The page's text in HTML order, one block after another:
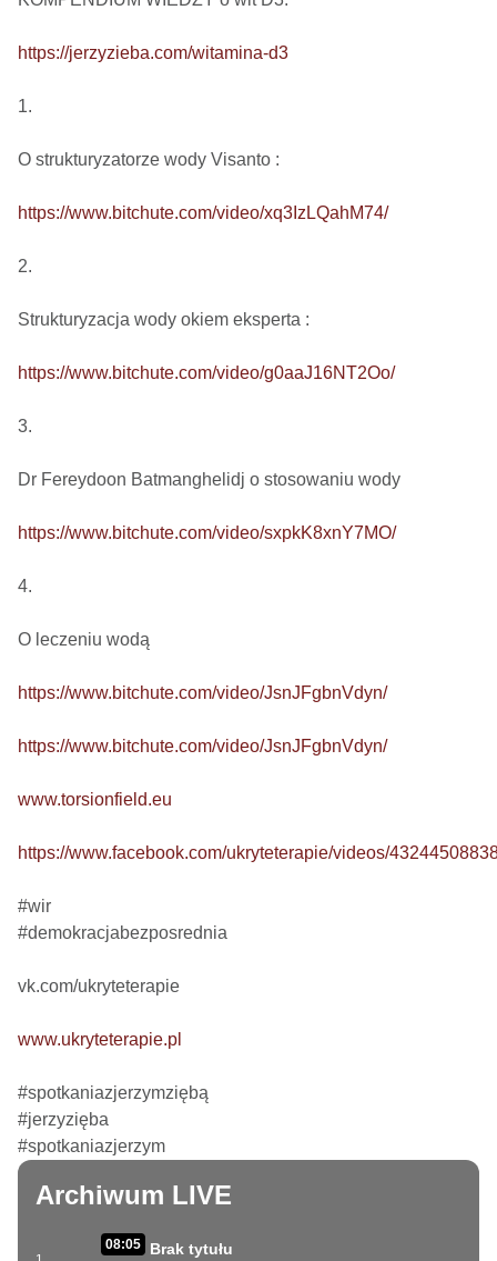
https://jerzyzieba.com/witamina-d3
1.
O strukturyzatorze wody Visanto :
https://www.bitchute.com/video/xq3IzLQahM74/
2.
Strukturyzacja wody okiem eksperta :
https://www.bitchute.com/video/g0aaJ16NT2Oo/
3.
Dr Fereydoon Batmanghelidj o stosowaniu wody
https://www.bitchute.com/video/sxpkK8xnY7MO/
4.
O leczeniu wodą
https://www.bitchute.com/video/JsnJFgbnVdyn/
https://www.bitchute.com/video/JsnJFgbnVdyn/
www.torsionfield.eu
https://www.facebook.com/ukryteterapie/videos/
#wir
#demokracjabezposrednia
vk.com/ukryteterapie
www.ukryteterapie.pl
#spotkaniazjerzymziębą
#jerzyzięba
#spotkaniazjerzym
Archiwum LIVE
08:05 Brak tytułu